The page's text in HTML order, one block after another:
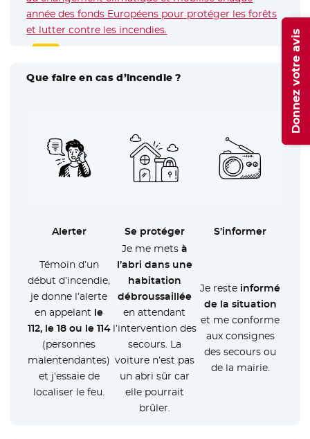
année des fonds Européens pour protéger les forêts
et lutter contre les incendies.
Que faire en cas d’incendie ?
Alerter Se protéger S’informer
Témoin d’un
début d’incendie,
je donne l’alerte
en appelant le
112, le 18 ou le 114
(personnes
malentendantes)
et j’essaie de
localiser le feu.
Je me mets à
l’abri dans une
habitation
débroussaillée
en attendant
l’intervention des
secours. La
voiture n’est pas
un abri sûr car
elle pourrait
brûler.
Je reste informé
de la situation
et me conforme
aux consignes
des secours ou
de la mairie.
Donnez votre avis